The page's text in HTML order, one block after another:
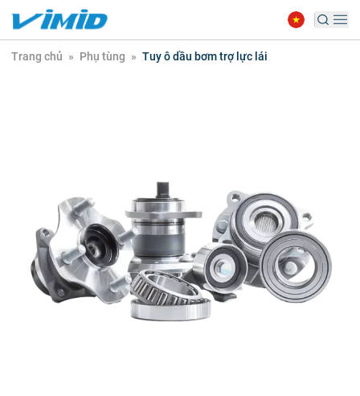
Trang chủ » Phụ tùng » Tuy ô dầu bơm trợ lực lái